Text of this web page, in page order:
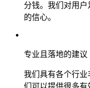
分钱。我们对用
的信心。
专业且落地的建议
我们具有各个行
们可以提供很多